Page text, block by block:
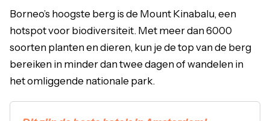
Borneo’s hoogste berg is de Mount Kinabalu, een
hotspot voor biodiversiteit. Met meer dan 6000
soorten planten en dieren, kun je de top van de berg
bereiken in minder dan twee dagen of wandelen in
het omliggende nationale park.